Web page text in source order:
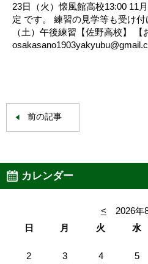
23日（火）懐風館高校13:00 11
定 です。 練習の見学等も受け
（土）午後練習【佐野高校】 【
前の記事
カレンダー
< 2026年
日
月 火 水
2
3 4 5